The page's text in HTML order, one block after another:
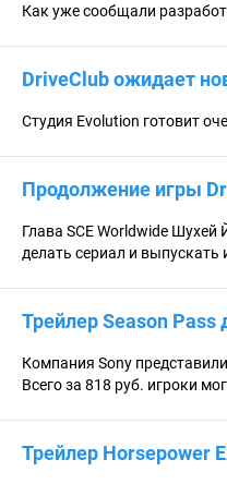
Как уже сообщали
DriveClub ожидает
Студия Evolution готовит
Продолжение игры
Глава SCE Worldwide Шухей
делать сериал и выпускать
Трейлер Season Pass
Компания Sony
Всего за 818 руб. игроки
Трейлер Horsepower